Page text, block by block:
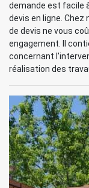
demande est facile
devis en ligne.
de devis ne vous
engagement. Il
concernant
réalisation des